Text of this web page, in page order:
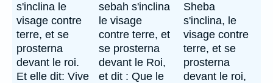
s'inclina le
visage contre
terre, et se
prosterna
devant le roi.
Et elle dit: Vive
sebah s'inclina
le visage
contre terre, et
se prosterna
devant le Roi,
et dit : Que le
Sheba
s'inclina, le
visage contre
terre, et se
prosterna
devant le roi,